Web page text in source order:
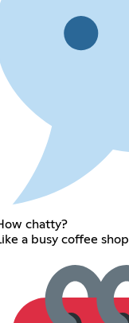
chatty?
a busy coffee shop